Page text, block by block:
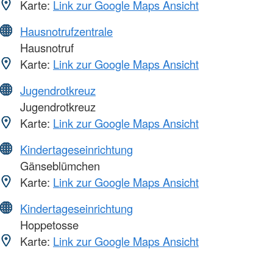
Karte: Link zur Google Maps Ansicht
Hausnotrufzentrale
Hausnotruf
Karte: Link zur Google Maps Ansicht
Jugendrotkreuz
Jugendrotkreuz
Karte: Link zur Google Maps Ansicht
Kindertageseinrichtung
Gänseblümchen
Karte: Link zur Google Maps Ansicht
Kindertageseinrichtung
Hoppetosse
Karte: Link zur Google Maps Ansicht